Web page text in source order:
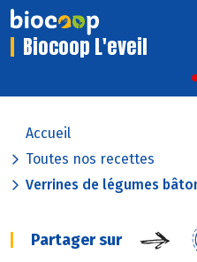
Biocoop L'eveil
Accueil
Toutes nos recettes
Verrines de légumes
Partager sur